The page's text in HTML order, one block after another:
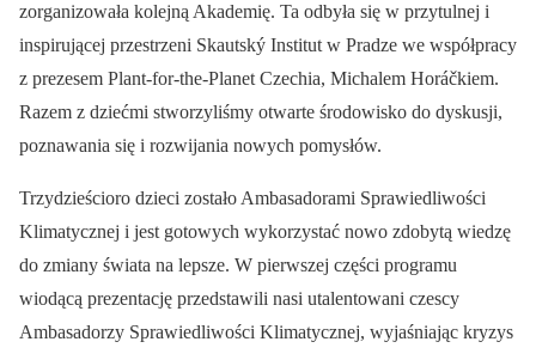
zorganizowała kolejną Akademię. Ta odbyła się w przytulnej i
inspirującej przestrzeni Skautský Institut w Pradze we współpracy
z prezesem Plant-for-the-Planet Czechia, Michalem Horáčkiem.
Razem z dziećmi stworzyliśmy otwarte środowisko do dyskusji,
poznawania się i rozwijania nowych pomysłów.
Trzydzieścioro dzieci zostało Ambasadorami Sprawiedliwości
Klimatycznej i jest gotowych wykorzystać nowo zdobytą wiedzę
do zmiany świata na lepsze. W pierwszej części programu
wiodącą prezentację przedstawili nasi utalentowani czescy
Ambasadorzy Sprawiedliwości Klimatycznej, wyjaśniając kryzys